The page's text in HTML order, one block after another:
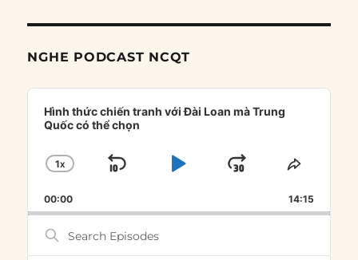
NGHE PODCAST NCQT
Audio
Player
Hình thức chiến tranh với Đài Loan mà Trung
Quốc có thể chọn
CHANGE
RATE
1X
SKIP
PLAYJUMP
FORWARD
SHARE
00:00 14:15
Search
Episodes